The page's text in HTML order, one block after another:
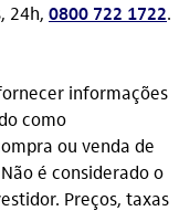
24h, 0800 722 1722.
informações
como
ou venda de
é considerado o
Preços, taxas